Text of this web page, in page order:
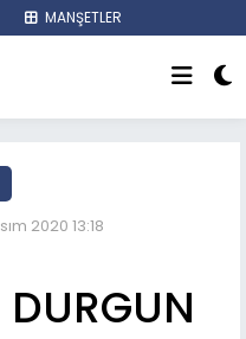
MANŞETLER
2020 13:18
DURGUN